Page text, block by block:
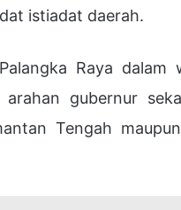
istiadat daerah.
Raya dalam
gubernur
Tengah